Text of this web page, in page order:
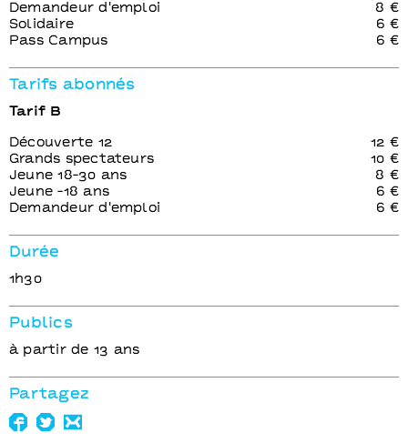
Demandeur d'emploi
8 €
Solidaire
6 €
Pass Campus
6 €
Tarifs abonnés
Tarif B
Découverte 12
12 €
Grands spectateurs
10 €
Jeune 18-30 ans
8 €
Jeune -18 ans
6 €
Demandeur d'emploi
6 €
Durée
1h30
Publics
à partir de 13 ans
Partagez